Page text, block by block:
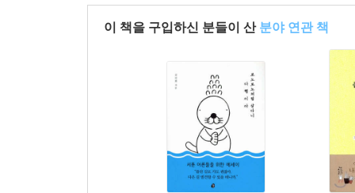
이 책을 구입하신 분들이 산 분야 연관 책